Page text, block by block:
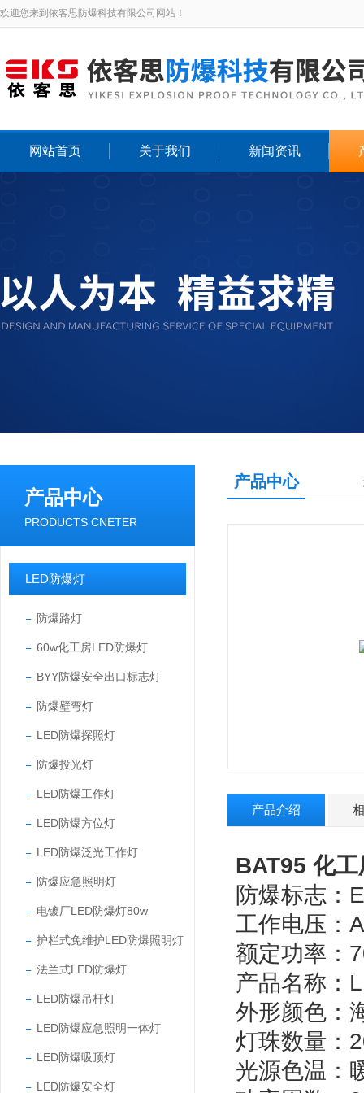
欢迎您来到依客思防爆科技有限公司网站！
网站首页 关于我们 新闻资讯
产品中心
PRODUCTS CNETER
LED防爆灯
防爆路灯
60w化工房LED防爆灯
BYY防爆安全出口标志灯
防爆壁弯灯
LED防爆探照灯
防爆投光灯
LED防爆工作灯
LED防爆方位灯
LED防爆泛光工作灯
防爆应急照明灯
电镀厂LED防爆灯80w
护栏式免维护LED防爆照明灯
法兰式LED防爆灯
LED防爆吊杆灯
LED防爆应急照明一体灯
LED防爆吸顶灯
LED防爆安全灯
产品中心
产品介绍
BAT95 化
防爆标志：
工作电压：
额定功率：
产品名称：
外形颜色：
灯珠数量：
光源色温：